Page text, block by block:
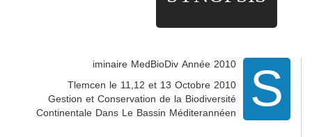
S
iminaire MedBioDiv Année 2010
Tlemcen le 11,12 et 13 Octobre 2010
Gestion et Conservation de la Biodiversité
Continentale Dans Le Bassin Méditerannéen